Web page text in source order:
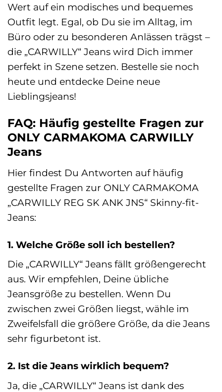
Wert auf ein modisches und bequemes
Outfit legt. Egal, ob Du sie im Alltag, im
Büro oder zu besonderen Anlässen trägst –
die „CARWILLY“ Jeans wird Dich immer
perfekt in Szene setzen. Bestelle sie noch
heute und entdecke Deine neue
Lieblingsjeans!
FAQ: Häufig gestellte Fragen zur
ONLY CARMAKOMA CARWILLY
Jeans
Hier findest Du Antworten auf häufig
gestellte Fragen zur ONLY CARMAKOMA
„CARWILLY REG SK ANK JNS“ Skinny-fit-
Jeans:
1. Welche Größe soll ich bestellen?
Die „CARWILLY“ Jeans fällt größengerecht
aus. Wir empfehlen, Deine übliche
Jeansgröße zu bestellen. Wenn Du
zwischen zwei Größen liegst, wähle im
Zweifelsfall die größere Größe, da die Jeans
sehr figurbetont ist.
2. Ist die Jeans wirklich bequem?
Ja, die „CARWILLY“ Jeans ist dank des